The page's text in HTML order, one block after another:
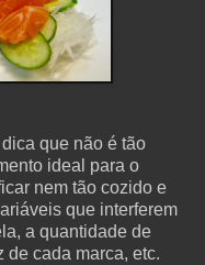
que não é tão
ideal para o
nem tão cozido e
que interferem
a quantidade de
de cada marca, etc.